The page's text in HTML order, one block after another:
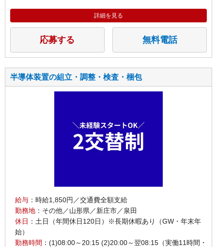
詳細を見る
応募する 無料電話
半導体装置の組立・調整・検査・梱包
給与 ：時給1,850円／交通費全額支給
勤務地 ：その他／山形県／新庄市／泉田
休日 ：土日（年間休日120日）※長期休暇あり（GW・年末年
始）
勤務時間 ：(1)08:00～20:15 (2)20:00～翌08:15（実働11時間・